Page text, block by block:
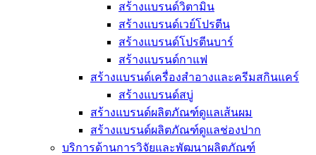
สร้างแบรนด์วิตามิน
สร้างแบรนด์เวย์โปรตีน
สร้างแบรนด์โปรตีนบาร์
สร้างแบรนด์กาแฟ
สร้างแบรนด์เครื่องสำอางและครีมสกินแคร์
สร้างแบรนด์สบู่
สร้างแบรนด์ผลิตภัณฑ์ดูแลเส้นผม
สร้างแบรนด์ผลิตภัณฑ์ดูแลช่องปาก
บริการด้านการวิจัยและพัฒนาผลิตภัณฑ์